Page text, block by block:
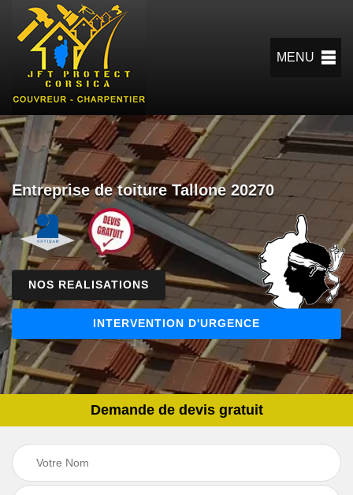
MENU
Entreprise de toiture Tallone 20270
NOS REALISATIONS
INTERVENTION D'URGENCE
Demande de devis gratuit